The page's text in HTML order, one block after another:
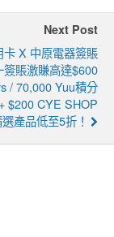
Next Post
卡 X 中原電器簽賬
簽賬激賺高達$600
/ 70,000 Yuu積分
$200 CYE SHOP
產品低至5折！